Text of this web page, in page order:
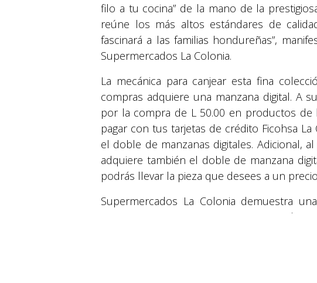
filo a tu cocina” de la mano de la
reúne los más altos estándares de
fascinará a las familias hondureñas”,
Supermercados La Colonia.
La mecánica para canjear esta fina
compras adquiere una manzana digital. A
por la compra de L 50.00 en productos de
pagar con tus tarjetas de crédito Ficohsa
el doble de manzanas digitales. Adicional,
adquiere también el doble de manzana
podrás llevar la pieza que desees a un
Supermercados La Colonia demuestra
importante para su crecimiento y
© 2026 Suyapa Medios. Todos los derechos reservados.